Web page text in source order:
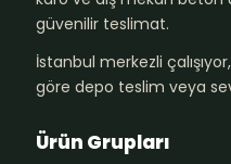
güvenilir teslimat.
İstanbul merkezli
göre depo teslim veya
Ürün Grupları